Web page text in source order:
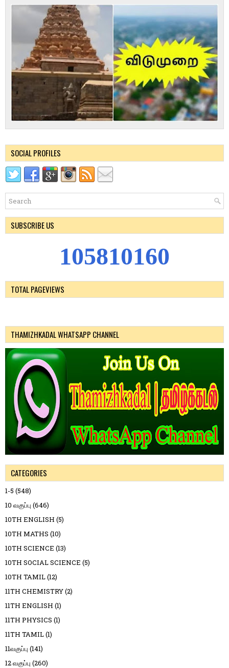
SOCIAL PROFILES
SUBSCRIBE US
105810160
TOTAL PAGEVIEWS
THAMIZHKADAL WHATSAPP CHANNEL
CATEGORIES
1-5 (548)
10 வகுப்பு (646)
10TH ENGLISH (5)
10TH MATHS (10)
10TH SCIENCE (13)
10TH SOCIAL SCIENCE (5)
10TH TAMIL(12)
11TH CHEMISTRY(2)
11TH ENGLISH (1)
11TH PHYSICS (1)
11TH TAMIL(1)
11வகுப்பு (141)
12 வகுப்பு (260)